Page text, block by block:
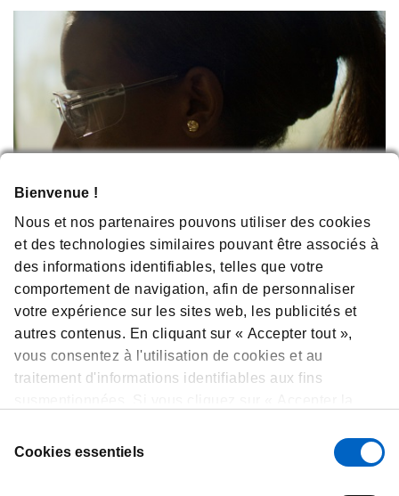
Bienvenue !
Nous et nos partenaires pouvons utiliser des cookies
et des technologies similaires pouvant être associés à
des informations identifiables, telles que votre
comportement de navigation, afin de personnaliser
votre expérience sur les sites web, les publicités et
autres contenus. En cliquant sur « Accepter tout »,
vous consentez à l'utilisation de cookies et au
traitement d'informations identifiables aux fins
sélectionnés. Vous pouvez à tout moment consulter,
modifier ou retirer votre consentement en cliquant sur
duCookies essentiels
Découvrir notre site dédié à
l’accompagnement patient en
oncologie
En savoir plus